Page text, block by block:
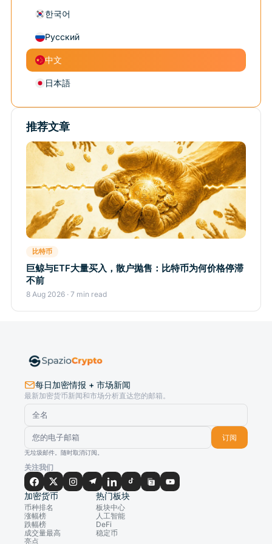
한국어
Русский
中文
日本語
推荐文章
比特币
巨鲸与ETF大量买入，散户抛售：比特币为何价格停滞
不前
8 Aug 2026 · 7 min read
每日加密情报 + 市场新闻
最新加密货币新闻和市场分析直达您的邮箱。
订阅
无垃圾邮件。随时取消订阅。
关注我们
加密货币
币种排名
涨幅榜
跌幅榜
成交量最高
亮点
热门板块
板块中心
人工智能
DeFi
稳定币